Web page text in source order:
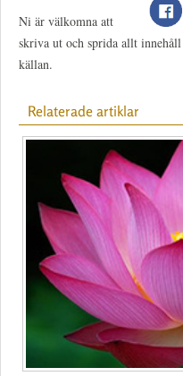
Ni är välkomna att
skriva ut och sprida allt
källan.
Relaterade artiklar